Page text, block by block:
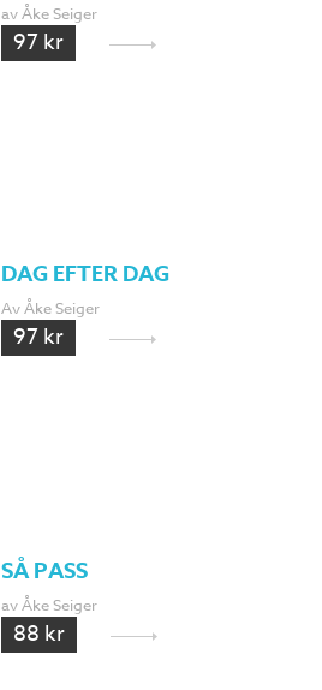
av Åke Seiger
97 kr
DAG EFTER DAG
Av Åke Seiger
97 kr
SÅ PASS
av Åke Seiger
88 kr